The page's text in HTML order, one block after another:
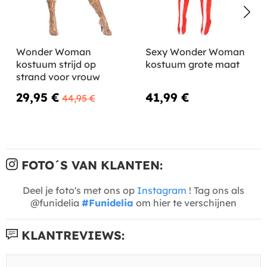
Wonder Woman
kostuum strijd op
strand voor vrouw
29,95 € 44,95 €
Sexy Wonder Woman
kostuum grote maat
41,99 €
FOTO´S VAN KLANTEN:
Deel je foto's met ons op Instagram ! Tag ons als
@funidelia #Funidelia om hier te verschijnen
KLANTREVIEWS: